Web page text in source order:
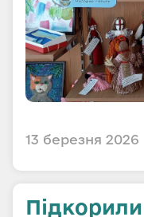
13 березня 2026